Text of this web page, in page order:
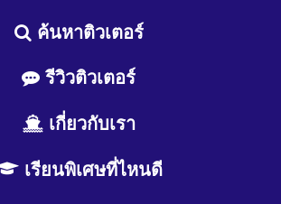
ค้นหาติวเตอร์
รีวิวติวเตอร์
เกี่ยวกับเรา
เรียนพิเศษที่ไหนดี